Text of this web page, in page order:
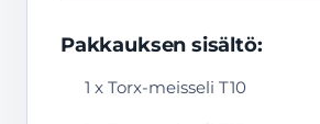
Pakkauksen sisältö:
1 x Torx-meisseli T10